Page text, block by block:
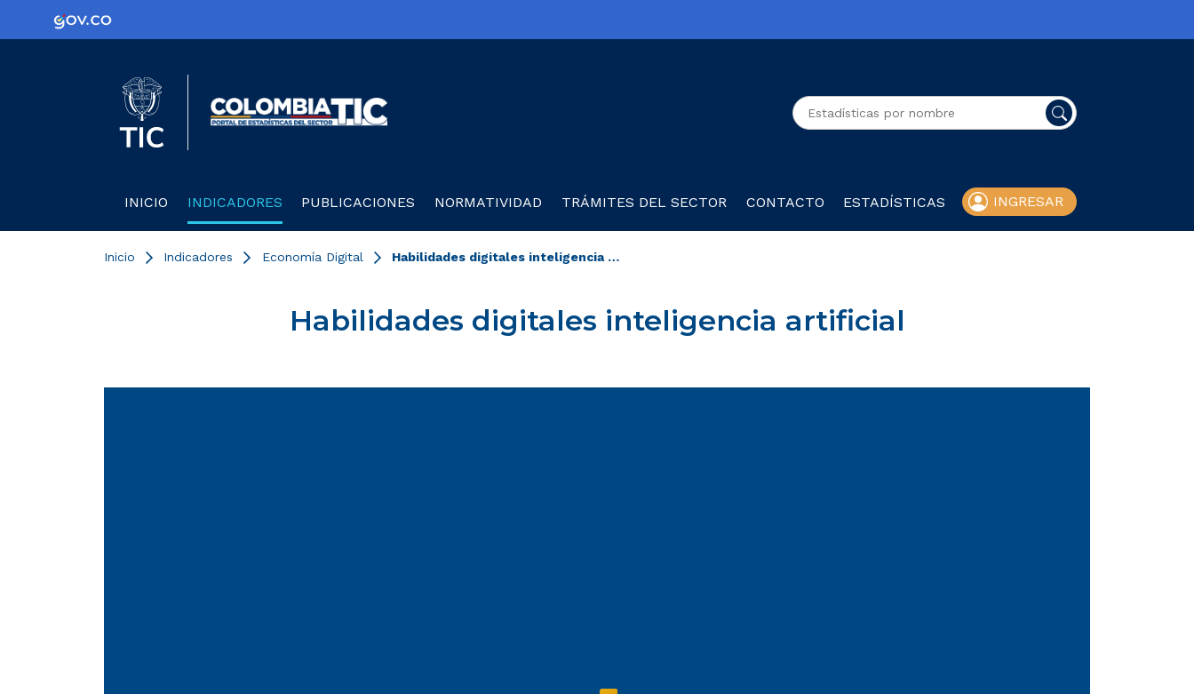
Logo Gobierno de Colombia
Colombia TIC
Buscador general
INICIO INDICADORES PUBLICACIONES NORMATIVIDAD TRÁMITES DEL SECTOR CONTACTO ESTADÍSTICAS INGRESAR
Inicio Indicadores Economía Digital Habilidades digitales inteligencia artificial
Habilidades digitales inteligencia artificial